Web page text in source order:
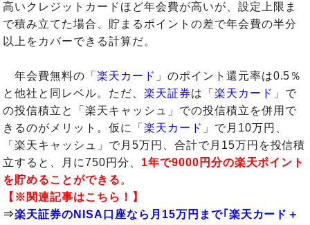
高いクレジットカードほど年会費が高いが、設定上限ま
で積み立てた場合、貯まるポイントの差で年会費の半分
以上をカバーできる計算だ。
年会費無料の「楽天カード 」のポイント還元率は0.5％
と他社と同レベル。ただ、 楽天証券は「 楽天カード 」で
の投信積立と「楽天キャッシュ」での投信積立を併用で
きるのがメリット。仮に「 楽天カード 」で月10万円、
「楽天キャッシュ」で月5万円、合計で月15万円を投信積
立すると、月に750円分、 1年で9000円分の楽天ポイント
を貯めることができる 。
【※関連記事はこちら！】
⇒楽天証券のNISA口座なら月15万円まで｢楽天カード＋